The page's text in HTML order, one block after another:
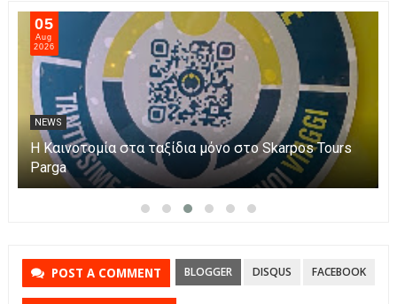
05
Aug
2026
NEWS
Η Καινοτομία στα ταξίδια μόνο στο Skarpos Tours
Parga
POST A COMMENT BLOGGER DISQUS FACEBOOK